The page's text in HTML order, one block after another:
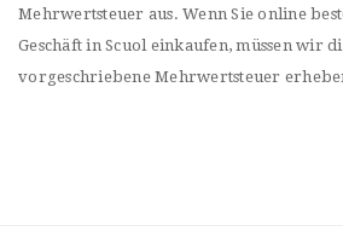
Mehrwertsteuer aus. Wenn Sie online
Geschäft in Scuol einkaufen, müssen wir
vorgeschriebene Mehrwertsteuer